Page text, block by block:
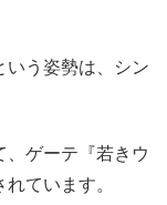
いう姿勢は、シン
、ゲーテ『若きウ
ています。